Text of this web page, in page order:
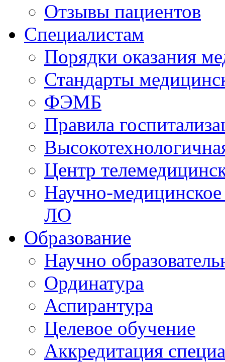
Отзывы пациентов
Специалистам
Порядки оказания
Стандарты
ФЭМБ
Правила
Центр
Научно-
ЛО
Образование
Научно
Ординатура
Аспирантура
Целевое обучение
Аккредитация